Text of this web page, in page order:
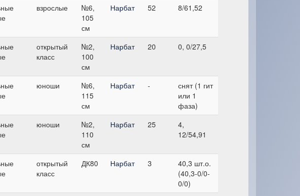
взрослые
№6,
105
см
Нарбат 52 8/61,52
открытый
класс
№2,
100
см
Нарбат 20 0, 0/27,5
юноши
№6,
115
см
Нарбат -
снят (1 гит
или 1
фаза)
юноши
№2,
110
см
Нарбат 25
4,
12/54,91
открытый
класс
ДК80 Нарбат 3
40,3 шт.о.
(40,3-0/0-
0/0)